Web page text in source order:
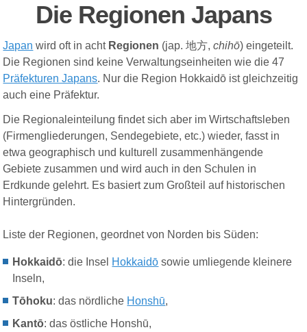
Die Regionen Japans
Japan wird oft in acht Regionen (jap.地方,chihō) eingeteilt.
Die Regionen sind keine Verwaltungseinheiten wie die 47
Präfekturen Japans. Nur die Region Hokkaidō ist gleichzeitig
auch eine Präfektur.
Die Regionaleinteilung findet sich aber im Wirtschaftsleben
(Firmengliederungen, Sendegebiete, etc.) wieder, fasst in
etwa geographisch und kulturell zusammenhängende
Gebiete zusammen und wird auch in den Schulen in
Erdkunde gelehrt. Es basiert zum Großteil auf historischen
Hintergründen.
Liste der Regionen, geordnet von Norden bis Süden:
Hokkaidō: die Insel Hokkaidō sowie umliegende kleinere
Inseln,
Tōhoku: das nördliche Honshū,
Kantō: das östliche Honshū,